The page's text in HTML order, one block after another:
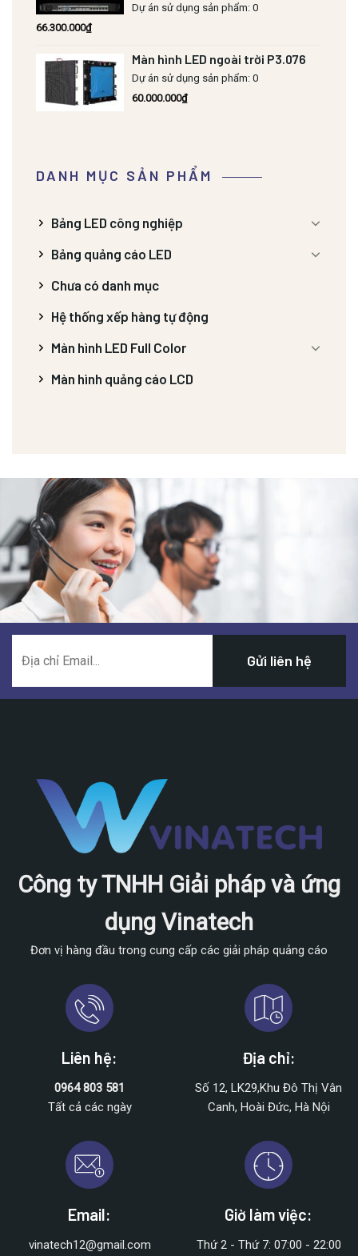
Dự án sử dụng sản phẩm: 0
66.300.000₫
Màn hình LED ngoài trời P3.076
Dự án sử dụng sản phẩm: 0
60.000.000₫
DANH MỤC SẢN PHẨM
Bảng LED công nghiệp
Bảng quảng cáo LED
Chưa có danh mục
Hệ thống xếp hàng tự động
Màn hình LED Full Color
Màn hình quảng cáo LCD
Công ty TNHH Giải pháp và ứng
dụng Vinatech
Đơn vị hàng đầu trong cung cấp các giải pháp quảng cáo
Liên hệ:
0964 803 581
Tất cả các ngày
Địa chỉ:
Số 12, LK29,Khu Đô Thị Vân
Canh, Hoài Đức, Hà Nội
Email:
vinatech12@gmail.com
Giờ làm việc:
Thứ 2 - Thứ 7: 07:00 - 22:00